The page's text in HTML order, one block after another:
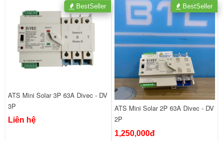
ATS Mini Solar 3P 63A Divec - DV
3P
Liên hệ
BestSeller
ATS Mini Solar 2P 63A Divec - DV
2P
1,250,000đ
BestSeller